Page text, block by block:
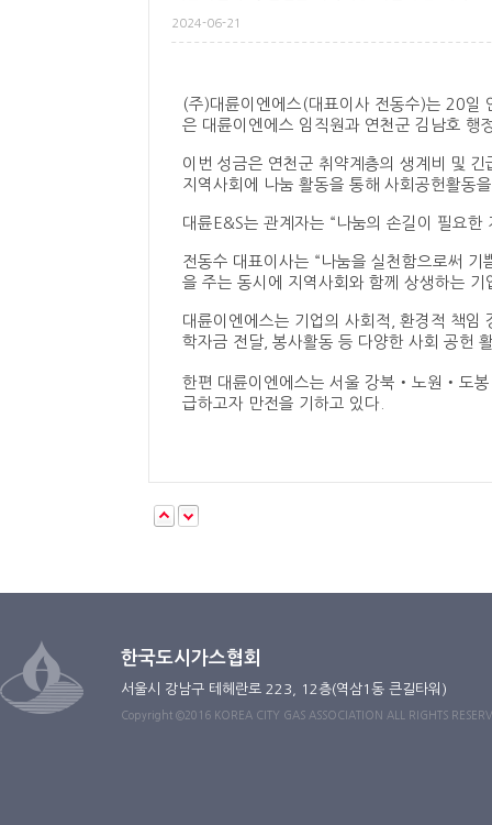
2024-06-21
(주)대륜이엔에스(대표이사 전동수)는 20일
은 대륜이엔에스 임직원과 연천군 김남호 행
이번 성금은 연천군 취약계층의 생계비 및
지역사회에 나눔 활동을 통해 사회공헌활동
대륜E&S는 관계자는 “나눔의 손길이 필요
전동수 대표이사는 “나눔을 실천함으로써
을 주는 동시에 지역사회와 함께 상생하는
대륜이엔에스는 기업의 사회적, 환경적 책임
학자금 전달, 봉사활동 등 다양한 사회 공헌
한편 대륜이엔에스는 서울 강북‧노원‧도
급하고자 만전을 기하고 있다.
한국도시가스협회
서울시 강남구 테헤란로 223, 12층(역삼1동 큰길타워)
Copyright ©2016 KOREA CITY GAS ASSOCIATION ALL RIGHTS